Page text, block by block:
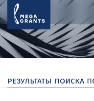
результаты поиска